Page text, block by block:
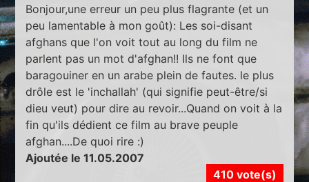
Bonjour,une erreur un peu plus flagrante (et un
peu lamentable à mon goût): Les soi-disant
afghans que l'on voit tout au long du film ne
parlent pas un mot d'afghan!! Ils ne font que
baragouiner en un arabe plein de fautes. le plus
drôle est le 'inchallah' (qui signifie peut-être/si
dieu veut) pour dire au revoir...Quand on voit à la
fin qu'ils dédient ce film au brave peuple
afghan....De quoi rire :)
Ajoutée le 11.05.2007
410 vote(s)